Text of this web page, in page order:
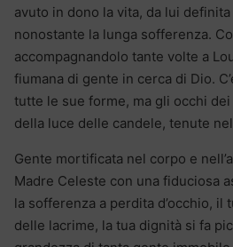
avuto in dono la vita, da lui
nonostante la lunga sofferenza.
accompagnandolo tante volte a
fiumana di gente in cerca di Dio.
tutte le sue forme, ma gli occhi
della luce delle candele, tenute
Gente mortificata nel corpo e
Madre Celeste con una fiduciosa
la sofferenza a perdita d’occhio,
delle lacrime, la tua dignità si fa